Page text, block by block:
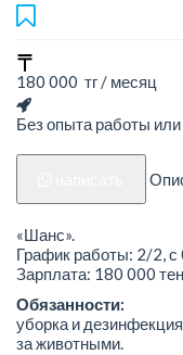
180 000 тг / месяц
Без опыта работы
«Шанс».
График работы: 2/2,
Зарплата: 180 000
Обязанности:
уборка и
за животными.